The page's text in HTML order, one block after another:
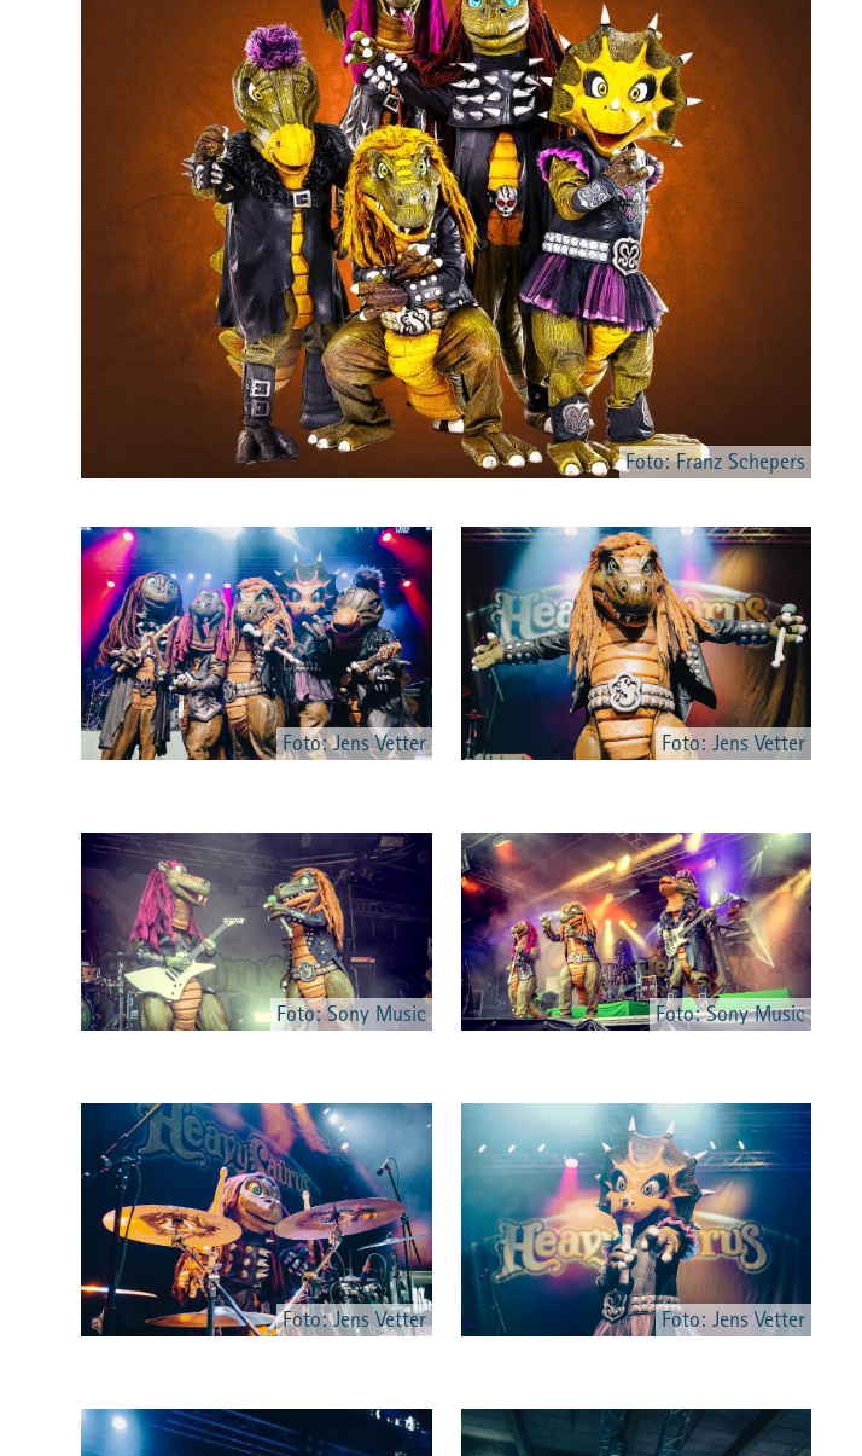
Foto: Franz Schepers
Foto: Jens Vetter Foto: Jens Vetter
Foto: Sony Music Foto: Sony Music
Foto: Jens Vetter Foto: Jens Vetter